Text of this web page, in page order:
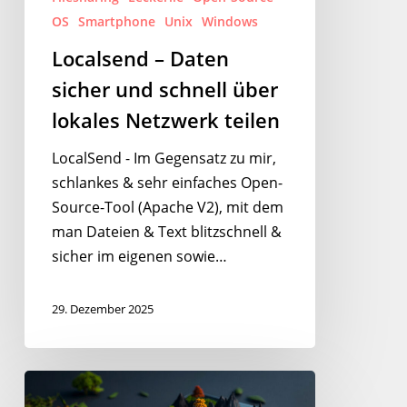
Netzwerk
OS Smartphone Unix Windows
Localsend – Daten
sicher und schnell über
lokales Netzwerk teilen
LocalSend - Im Gegensatz zu mir,
schlankes & sehr einfaches Open-
Source-Tool (Apache V2), mit dem
man Dateien & Text blitzschnell &
sicher im eigenen sowie…
29. Dezember 2025
Die